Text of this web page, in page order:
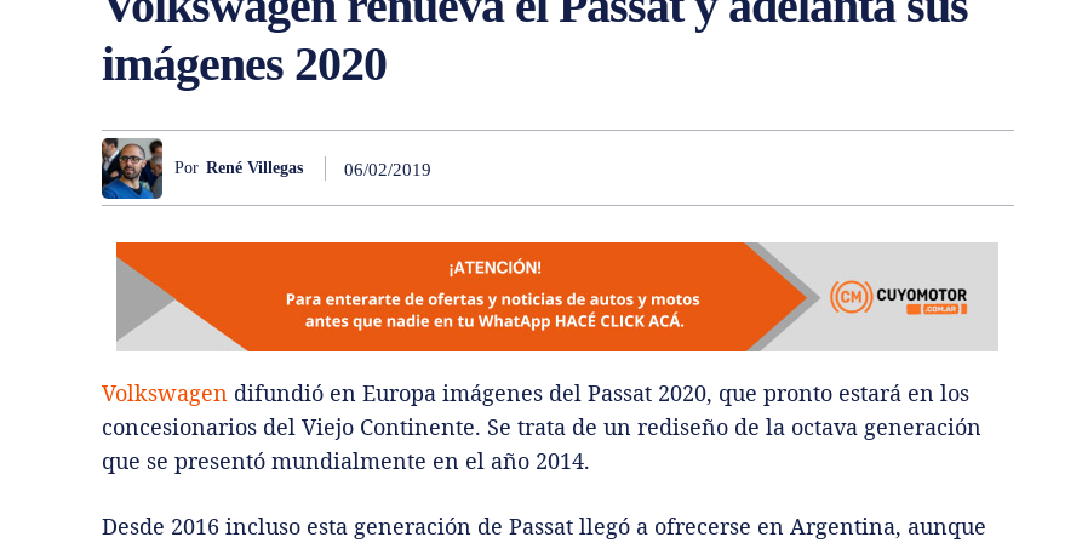
imágenes 2020
Por René Villegas 06/02/2019
Volkswagen difundió en Europa imágenes del Passat 2020, que pronto estará en los
concesionarios del Viejo Continente. Se trata de un rediseño de la octava generación
que se presentó mundialmente en el año 2014.
Desde 2016 incluso esta generación de Passat llegó a ofrecerse en Argentina, aunque